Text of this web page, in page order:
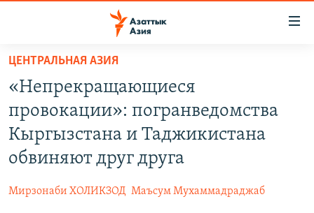
Вернуться
основному
содержанию
Вернутся
главной
Вернутся
КАЗАХСТАН
УЗБЕКИСТАН
НОВОСТИ
ВОЙНА В УКРАИНЕ
НА ДРУГИХ ЯЗЫКАХ
КЫРГЫЗЧА
ПОДПИШИТЕСЬ НА НАС В СОЦСЕТЯХ
ЦЕНТРАЛЬНАЯ АЗИЯ
«Непрекращающиеся
провокации»: погранведомства
Кыргызстана и Таджикистана
обвиняют друг друга
Мирзонаби ХОЛИКЗОД Маъсум Мухаммадраджаб